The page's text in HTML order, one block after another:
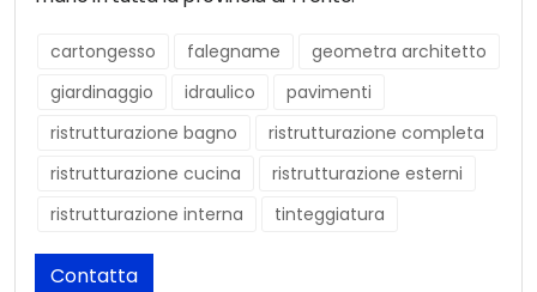
cartongesso falegname
geometra architetto
giardinaggio
idraulico
pavimenti
ristrutturazione bagno
ristrutturazione completa
ristrutturazione cucina
ristrutturazione esterni
ristrutturazione interna
tinteggiatura
Contatta